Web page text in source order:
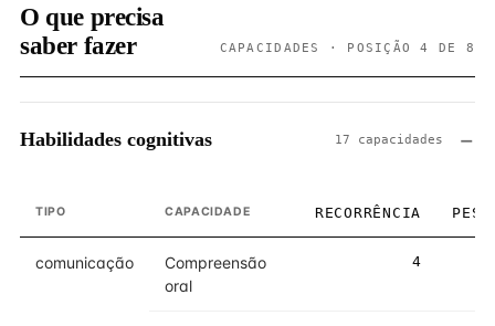
O que precisa
saber fazer
CAPACIDADES · POSIÇÃO 4 DE 8
Habilidades cognitivas 17 capacidades
TIPO CAPACIDADE RECORRÊNCIA PESO
comunicação
Compreensão
oral
4